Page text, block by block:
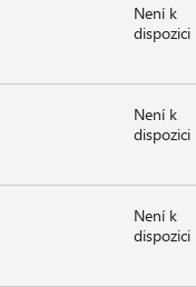
Není k
dispozici
Není k
dispozici
Není k
dispozici